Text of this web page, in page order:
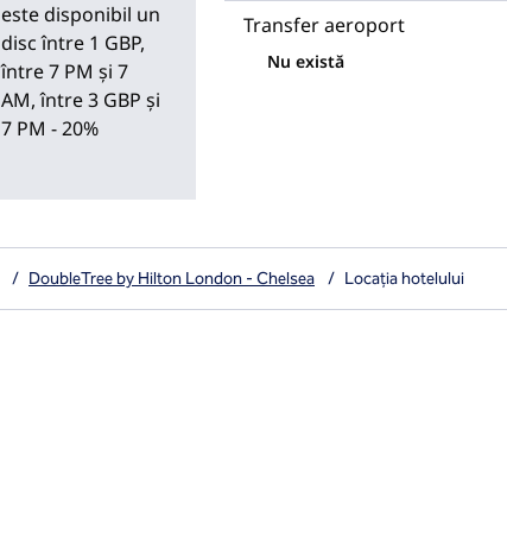
este disponibil un
disc între 1 GBP,
între 7 PM și 7
AM, între 3 GBP și
7 PM - 20%
Transfer aeroport
Nu există
/ DoubleTree by Hilton London - Chelsea / Locația hotelului